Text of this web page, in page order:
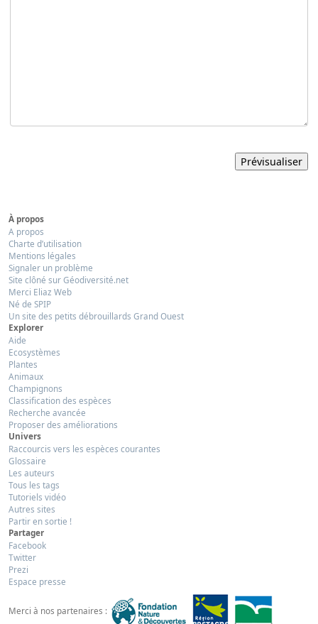
À propos
A propos
Charte d’utilisation
Mentions légales
Signaler un problème
Site clôné sur Géodiversité.net
Merci Eliaz Web
Né de SPIP
Un site des petits débrouillards Grand Ouest
Explorer
Aide
Ecosystèmes
Plantes
Animaux
Champignons
Classification des espèces
Recherche avancée
Proposer des améliorations
Univers
Raccourcis vers les espèces courantes
Glossaire
Les auteurs
Tous les tags
Tutoriels vidéo
Autres sites
Partir en sortie !
Partager
Facebook
Twitter
Prezi
Espace presse
Merci à nos partenaires :